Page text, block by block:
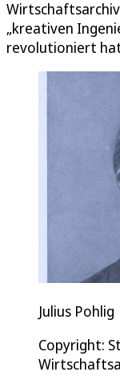
Wirtschaftsarchiv
„kreativen
revolutioniert
Julius Pohlig
Copyright: